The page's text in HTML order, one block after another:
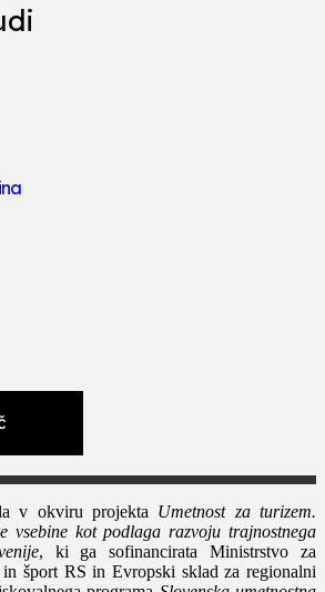
v okviru projekta Umetnost za turizem.
vsebine kot podlaga razvoju trajnostnega
, ki ga sofinancirata Ministrstvo za
in šport RS in Evropski sklad za regionalni